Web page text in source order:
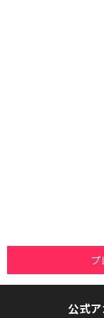
プ
公式